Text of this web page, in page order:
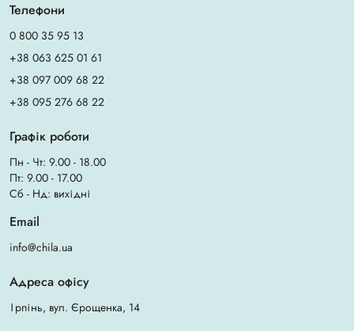
Телефони
0 800 35 95 13
+38 063 625 01 61
+38 097 009 68 22
+38 095 276 68 22
Графік роботи
Пн - Чт: 9.00 - 18.00
Пт: 9.00 - 17.00
Сб - Нд: вихідні
Email
info@chila.ua
Адреса офісу
Ірпінь, вул. Єрощенка, 14